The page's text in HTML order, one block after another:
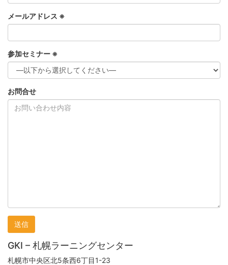
メールアドレス ※
参加セミナー ※
お問合せ
送信
GKI – 札幌ラーニングセンター
札幌市中央区北5条西6丁目1-23